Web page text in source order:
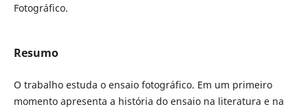
Fotográfico.
Resumo
O trabalho estuda o ensaio fotográfico. Em um primeiro
momento apresenta a história do ensaio na literatura e na